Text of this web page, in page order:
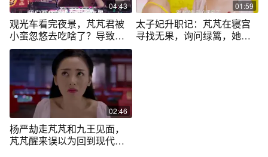
04:43
观光车看完夜景，芃芃君被
小蛮忽悠去吃啥了？导致他
不敢下嘴！
01:59
太子妃升职记：芃芃在寝宫
寻找无果，询问绿篱，她会
02:46
杨严劫走芃芃和九王见面，
芃芃醒来误以为回到现代欣